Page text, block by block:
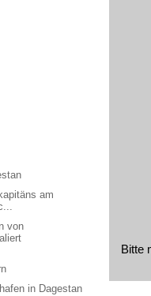
Bitte
am
von
in Dagestan